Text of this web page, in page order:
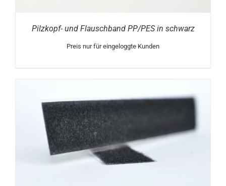
Pilzkopf- und Flauschband PP/PES in schwarz
Preis nur für eingeloggte Kunden